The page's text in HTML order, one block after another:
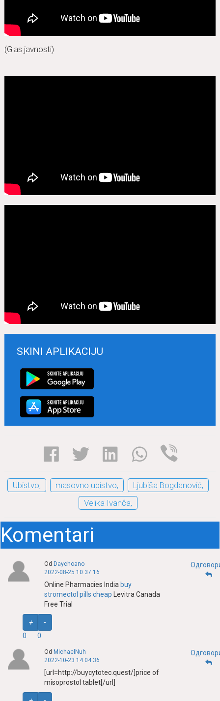
(Glas javnosti)
SKINI APLIKACIJU
Ubistvo, masovno ubistvo,
Ljubiša Bogdanović,
Velika Ivanča,
Komentari
Od Daychoano
2022-08-25 10:37:16
Online Pharmacies India buy
stromectol pills cheap Levitra Canada
Free Trial
+
0
-
0
Od MichaelNuh
2022-10-23 14:04:36
[url=http://buycytotec.quest/]price of
misoprostol tablet[/url]